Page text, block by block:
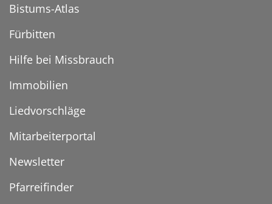
Bistums-Atlas
Fürbitten
Hilfe bei Missbrauch
Immobilien
Liedvorschläge
Mitarbeiterportal
Newsletter
Pfarreifinder